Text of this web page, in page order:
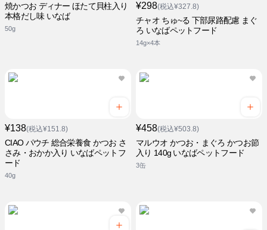
焼かつお ディナー ほたて貝柱入り
本格だし味 いなば
50g
¥298(税込¥327.8)
チャオ ちゅ~る 下部尿路配慮 まぐ
ろ いなばペットフード
14g×4本
¥138(税込¥151.8)
CIAO パウチ 総合栄養食 かつお さ
さみ・おかか入り いなばペットフ
ード
40g
¥458(税込¥503.8)
マルウオ かつお・まぐろ かつお節
入り 140g いなばペットフード
3缶